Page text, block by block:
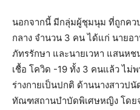
นอกจากนี้ มีกลุ่มผู้ชุมนุม ที่ถูกค
กลาง จำนวน 3 คน ได้แก่ นาย
ภัทรรักษา และนายเวหา แสนห
เชื้อ โควิด -19 ทั้ง 3 คนแล้ว ไม่
ร่างกายเป็นปกติ ด้านนางสาวป
ทัณฑสถานบำบัดพิเศษหญิง โดย